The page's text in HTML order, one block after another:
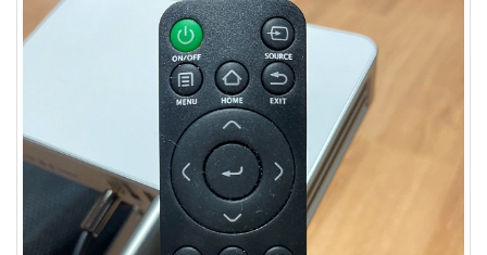
2009
년
1
월
년